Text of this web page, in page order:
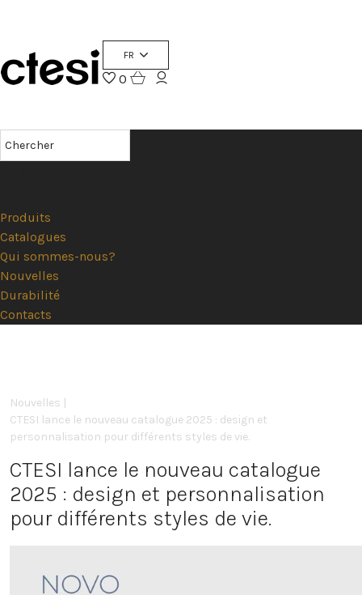
FR
0
Produits
Catalogues
Qui sommes-nous?
Nouvelles
Durabilité
Contacts
Nouvelles |
CTESI lance le nouveau catalogue 2025 : design et
personnalisation pour différents styles de vie.
CTESI lance le nouveau catalogue
2025 : design et personnalisation
pour différents styles de vie.